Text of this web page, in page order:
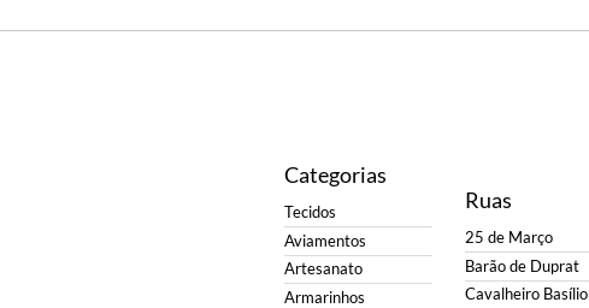
Categorias
Tecidos
Aviamentos
Artesanato
Armarinhos
Ruas
25 de Março
Barão de Duprat
Cavalheiro Basílio